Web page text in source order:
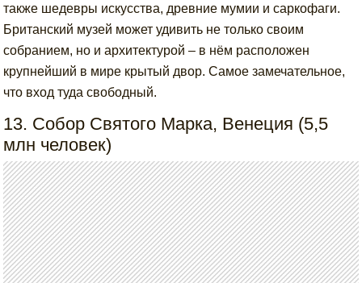
также шедевры искусства, древние мумии и саркофаги.
Британский музей может удивить не только своим
собранием, но и архитектурой – в нём расположен
крупнейший в мире крытый двор. Самое замечательное,
что вход туда свободный.
13. Собор Святого Марка, Венеция (5,5
млн человек)